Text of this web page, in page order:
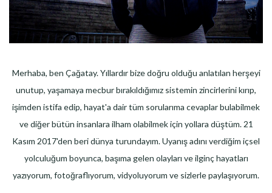
Merhaba, ben Çağatay. Yıllardır bize doğru olduğu anlatılan herşeyi
unutup, yaşamaya mecbur bırakıldığımız sistemin zincirlerini kırıp,
işimden istifa edip, hayat'a dair tüm sorularıma cevaplar bulabilmek
ve diğer bütün insanlara ilham olabilmek için yollara düştüm. 21
Kasım 2017'den beri dünya turundayım. Uyanış adını verdiğim içsel
yolculuğum boyunca, başıma gelen olayları ve ilginç hayatları
yazıyorum, fotoğraflıyorum, vidyoluyorum ve sizlerle paylaşıyorum.